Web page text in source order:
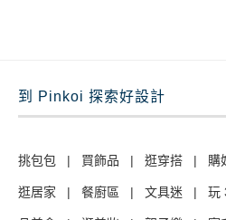
到 Pinkoi 探索好設計
挑包包 | 買飾品 | 逛穿搭 | 購
逛居家 | 餐廚區 | 文具迷 | 玩